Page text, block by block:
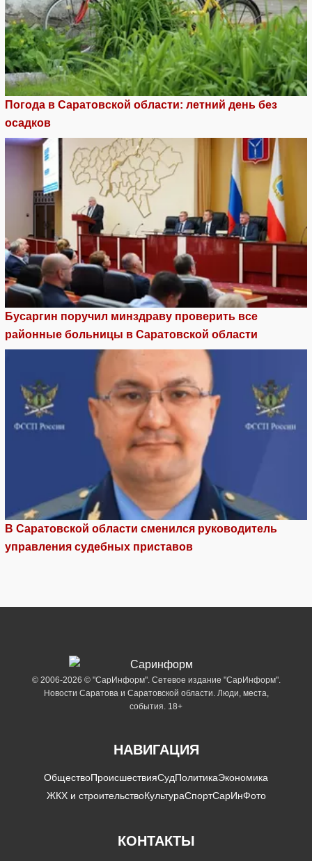
Погода в Саратовской области: летний день без
осадков
Бусаргин поручил минздраву проверить все
районные больницы в Саратовской области
В Саратовской области сменился руководитель
управления судебных приставов
© 2006-2026 © "СарИнформ". Сетевое издание "СарИнформ".
Новости Саратова и Саратовской области. Люди, места,
события. 18+
НАВИГАЦИЯ
ОбществоПроисшествияСудПолитикаЭкономика
ЖКХ и строительствоКультураСпортСарИнФото
КОНТАКТЫ